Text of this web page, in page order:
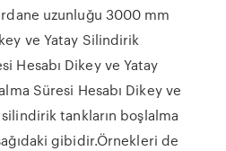
uzunluğu 3000 mm
ve Yatay Silindirik
Hesabı Dikey ve Yatay
Süresi Hesabı Dikey ve
tankların boşlalma
gibidir.Örnekleri de